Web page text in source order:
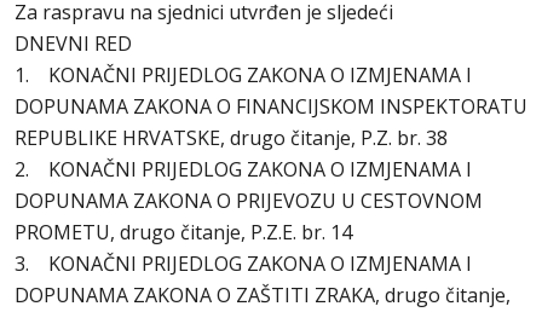
Za raspravu na sjednici utvrđen je sljedeći
DNEVNI RED
1. KONAČNI PRIJEDLOG ZAKONA O IZMJENAMA I
DOPUNAMA ZAKONA O FINANCIJSKOM INSPEKTORATU
REPUBLIKE HRVATSKE, drugo čitanje, P.Z. br. 38
2. KONAČNI PRIJEDLOG ZAKONA O IZMJENAMA I
DOPUNAMA ZAKONA O PRIJEVOZU U CESTOVNOM
PROMETU, drugo čitanje, P.Z.E. br. 14
3. KONAČNI PRIJEDLOG ZAKONA O IZMJENAMA I
DOPUNAMA ZAKONA O ZAŠTITI ZRAKA, drugo čitanje,